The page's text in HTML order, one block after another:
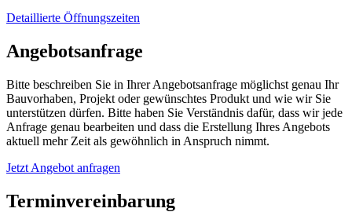
Detaillierte Öffnungszeiten
Angebotsanfrage
Bitte beschreiben Sie in Ihrer Angebotsanfrage möglichst genau Ihr
Bauvorhaben, Projekt oder gewünschtes Produkt und wie wir Sie
unterstützen dürfen. Bitte haben Sie Verständnis dafür, dass wir jede
Anfrage genau bearbeiten und dass die Erstellung Ihres Angebots
aktuell mehr Zeit als gewöhnlich in Anspruch nimmt.
Jetzt Angebot anfragen
Terminvereinbarung